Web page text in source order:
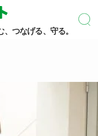
つなげる、守る。